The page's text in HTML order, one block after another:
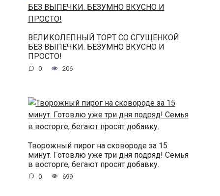
ВЕЛИКОЛЕПНЫЙ ТОРТ СО СГУЩЕНКОЙ
БЕЗ ВЫПЕЧКИ. БЕЗУМНО ВКУСНО И
ПРОСТО!
0 206
Творожный пирог на сковороде за 15
минут. Готовлю уже три дня подряд! Семья
в восторге, бегают просят добавку.
0 699